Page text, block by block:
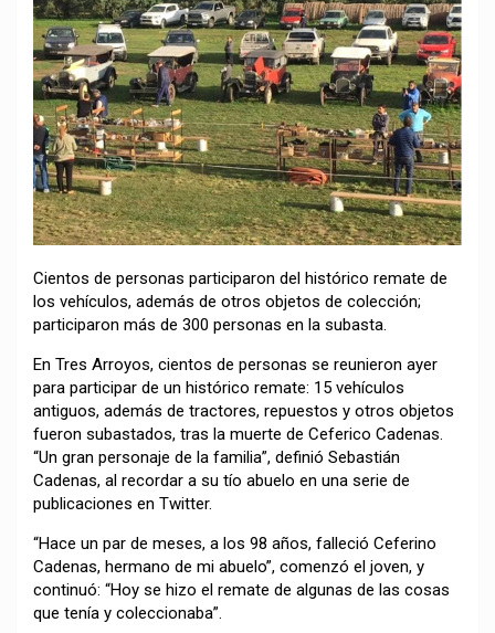
Cientos de personas participaron del histórico remate de
los vehículos, además de otros objetos de colección;
participaron más de 300 personas en la subasta.
En Tres Arroyos, cientos de personas se reunieron ayer
para participar de un histórico remate: 15 vehículos
antiguos, además de tractores, repuestos y otros objetos
fueron subastados, tras la muerte de Ceferico Cadenas.
“Un gran personaje de la familia”, definió Sebastián
Cadenas, al recordar a su tío abuelo en una serie de
publicaciones en Twitter.
“Hace un par de meses, a los 98 años, falleció Ceferino
Cadenas, hermano de mi abuelo”, comenzó el joven, y
continuó: “Hoy se hizo el remate de algunas de las cosas
que tenía y coleccionaba”.